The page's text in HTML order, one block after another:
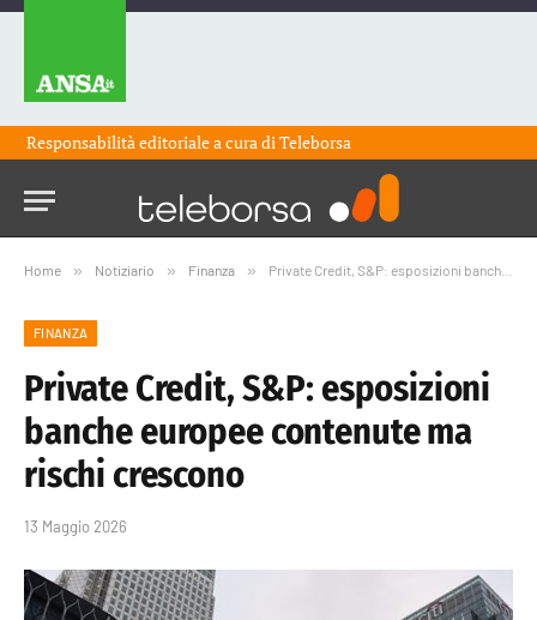
Responsabilità editoriale a cura diTeleborsa
Home » Notiziario » Finanza » Private Credit, S&P: esposizioni banche europee contenute ma rischi crescono
FINANZA
Private Credit, S&P: esposizioni
banche europee contenute ma
rischi crescono
13 Maggio 2026